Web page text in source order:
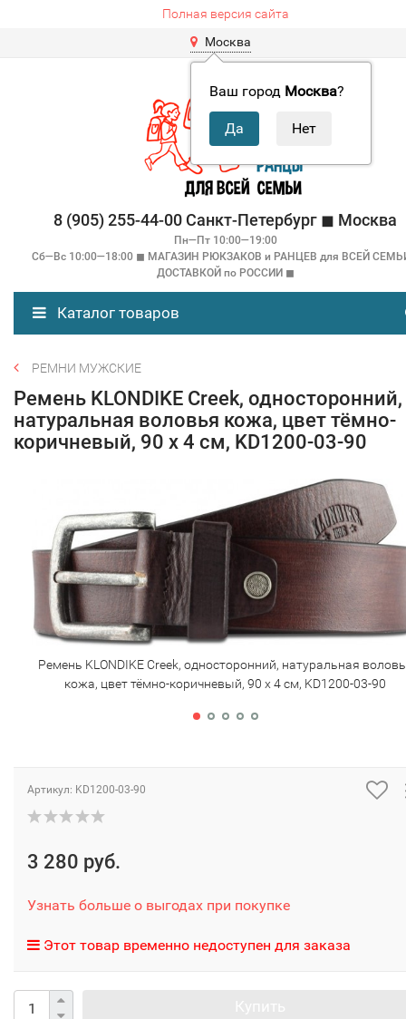
Полная версия сайта
Москва
Ваш город Москва?
8 (905) 255-44-00 Санкт-Петербург ◼ Москва
Пн—Пт 10:00—19:00
Сб—Вс 10:00—18:00 ◼ МАГАЗИН РЮКЗАКОВ и РАНЦЕВ для ВСЕЙ
ДОСТАВКОЙ по РОССИИ ◼
Каталог товаров
РЕМНИ МУЖСКИЕ
Ремень KLONDIKE Creek, односторонний,
натуральная воловья кожа, цвет тёмно-
коричневый, 90 х 4 см, KD1200-03-90
Ремень KLONDIKE Creek, односторонний, натуральная
кожа, цвет тёмно-коричневый, 90 х 4 см, KD1200-03-90
Артикул: KD1200-03-90
3 280 руб.
Узнать больше о выгодах при покупке
Этот товар временно недоступен для заказа